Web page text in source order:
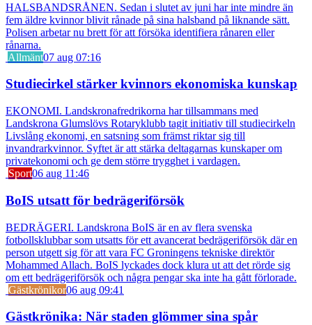
HALSBANDSRÅNEN. Sedan i slutet av juni har inte mindre än
fem äldre kvinnor blivit rånade på sina halsband på liknande sätt.
Polisen arbetar nu brett för att försöka identifiera rånaren eller
rånarna.
Allmänt07 aug 07:16
Studiecirkel stärker kvinnors ekonomiska kunskap
EKONOMI. Landskronafredrikorna har tillsammans med
Landskrona Glumslövs Rotaryklubb tagit initiativ till studiecirkeln
Livslång ekonomi, en satsning som främst riktar sig till
invandrarkvinnor. Syftet är att stärka deltagarnas kunskaper om
privatekonomi och ge dem större trygghet i vardagen.
Sport06 aug 11:46
BoIS utsatt för bedrägeriförsök
BEDRÄGERI. Landskrona BoIS är en av flera svenska
fotbollsklubbar som utsatts för ett avancerat bedrägeriförsök där en
person utgett sig för att vara FC Groningens tekniske direktör
Mohammed Allach. BoIS lyckades dock klura ut att det rörde sig
om ett bedrägeriförsök och några pengar ska inte ha gått förlorade.
Gästkrönikor06 aug 09:41
Gästkrönika: När staden glömmer sina spår